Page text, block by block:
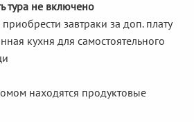
тура не включено
завтраки за доп. плату
кухня для самостоятельного
находятся продуктовые